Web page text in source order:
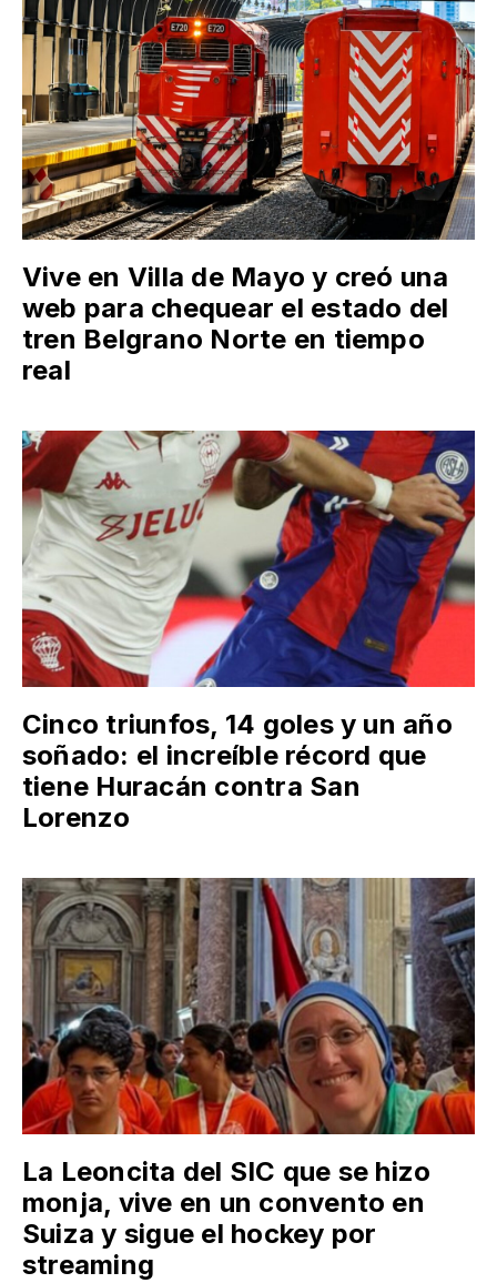
Vive en Villa de Mayo y creó una
web para chequear el estado del
tren Belgrano Norte en tiempo
real
Cinco triunfos, 14 goles y un año
soñado: el increíble récord que
tiene Huracán contra San
Lorenzo
La Leoncita del SIC que se hizo
monja, vive en un convento en
Suiza y sigue el hockey por
streaming